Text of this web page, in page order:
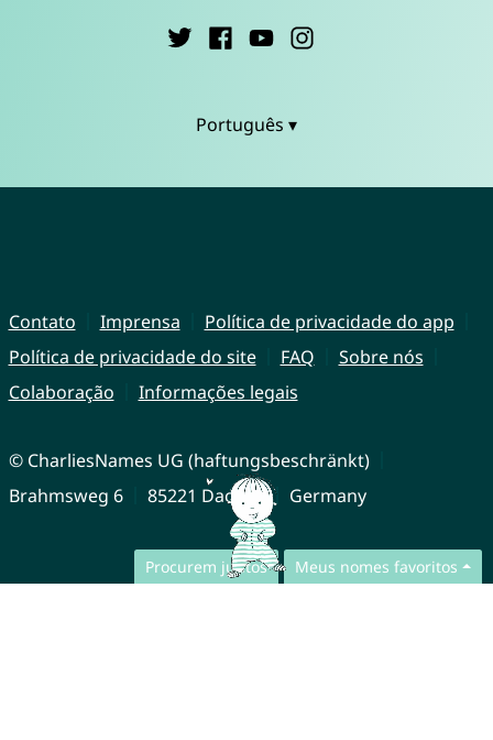
Procurem juntos Meus nomes favoritos
Português ▾
Contato Imprensa
Política de privacidade do app
Política de privacidade do site
FAQ
Sobre nós
Colaboração
Informações legais
© CharliesNames UG (haftungsbeschränkt)
Brahmsweg 6
85221 Dachau Germany